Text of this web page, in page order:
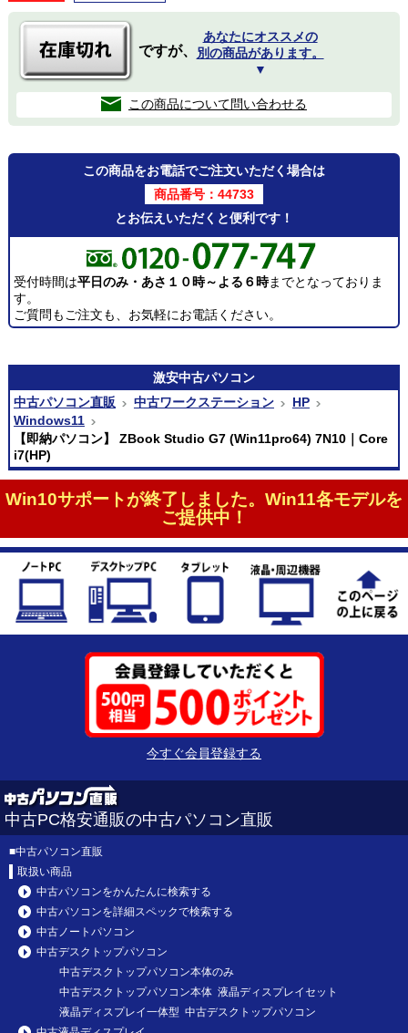
ですが、
あなたにオススメの
別の商品があります。
▼
この商品について問い合わせる
この商品をお電話でご注文いただく場合は
商品番号：44733
とお伝えいただくと便利です！
受付時間は平日のみ・あさ１０時～よる６時までとなっておりま
す。
ご質問もご注文も、お気軽にお電話ください。
激安中古パソコン
中古パソコン直販
中古ワークステーション
HP
Windows11
【即納パソコン】 ZBook Studio G7 (Win11pro64) 7N10｜Core
i7(HP)
Win10サポートが終了しました。Win11各モデルを
ご提供中！
今すぐ会員登録する
中古PC格安通販の中古パソコン直販
■中古パソコン直販
取扱い商品
中古パソコンをかんたんに検索する
中古パソコンを詳細スペックで検索する
中古ノートパソコン
中古デスクトップパソコン
中古デスクトップパソコン本体のみ
中古デスクトップパソコン本体 液晶ディスプレイセット
液晶ディスプレイ一体型 中古デスクトップパソコン